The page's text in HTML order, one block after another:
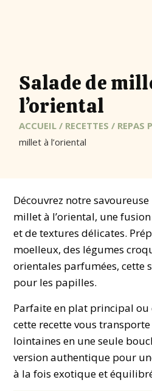
Salade de
l’oriental
ACCUEIL / RECETTES / REPAS
millet à l’oriental
Découvrez notre
millet à l’oriental, une
et de textures délicates.
moelleux, des légumes
orientales parfumées, cette
pour les papilles.
Parfaite en plat principal ou
cette recette vous
lointaines en une seule
version authentique pour
à la fois exotique et